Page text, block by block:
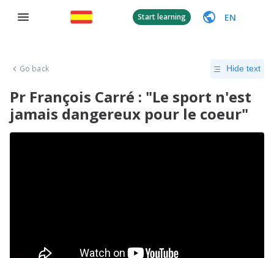
Start learning EN
Go back Hide text
Pr François Carré : "Le sport n'est
jamais dangereux pour le coeur"